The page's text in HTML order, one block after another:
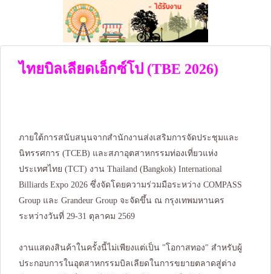
ไทยบิลเลียดเอ็กซ์โป (TBE 2026)
ภายใต้การสนับสนุนจากสำนักงานส่งเสริมการจัดประชุมและ
นิทรรศการ (TCEB) และสภาอุตสาหกรรมท่องเที่ยวแห่ง
ประเทศไทย (TCT) งาน Thailand (Bangkok) International
Billiards Expo 2026 ซึ่งจัดโดยความร่วมมือระหว่าง COMPASS
Group และ Grandeur Group จะจัดขึ้น ณ กรุงเทพมหานคร
ระหว่างวันที่ 29-31 ตุลาคม 2569
งานแสดงสินค้าในครั้งนี้ไม่เพียงแต่เป็น "โอกาสทอง" สำหรับผู้
ประกอบการในอุตสาหกรรมบิลเลียดในการขยายตลาดสู่ต่าง